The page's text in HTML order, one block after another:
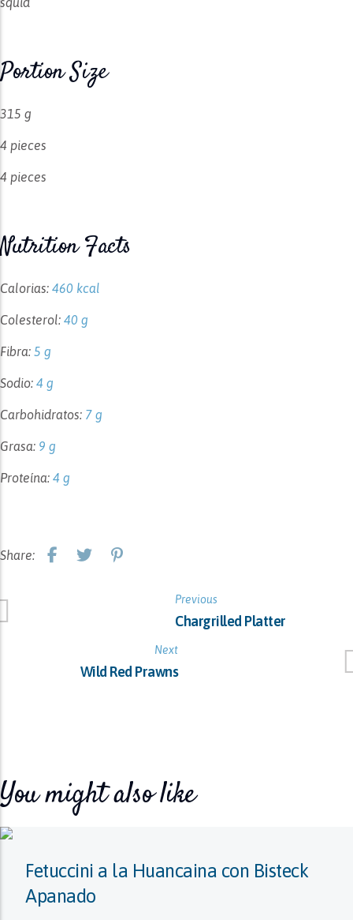
Portion Size
315 g
4 pieces
4 pieces
Nutrition Facts
Calorias: 460 kcal
Colesterol: 40 g
Fibra: 5 g
Sodio: 4 g
Carbohidratos: 7 g
Grasa: 9 g
Proteína: 4 g
Share:
Previous
Chargrilled Platter
Next
Wild Red Prawns
You might also like
Fetuccini a la Huancaina con Bisteck
Apanado